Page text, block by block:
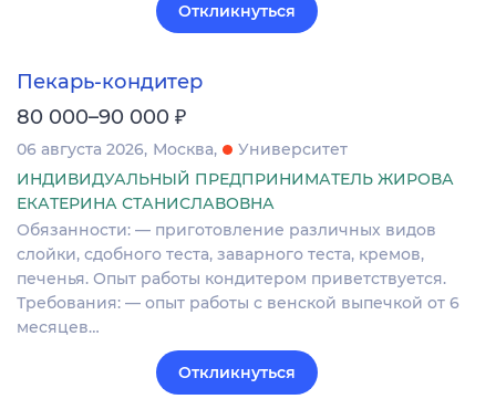
Откликнуться
Пекарь-кондитер
80 000–90 000 ₽
06 августа 2026 Москва
Университет
ИНДИВИДУАЛЬНЫЙ ПРЕДПРИНИМАТЕЛЬ ЖИРОВА
ЕКАТЕРИНА СТАНИСЛАВОВНА
Обязанности: — приготовление различных видов
слойки, сдобного теста, заварного теста, кремов,
печенья. Опыт работы кондитером приветствуется.
Требования: — опыт работы с венской выпечкой от 6
месяцев…
Откликнуться